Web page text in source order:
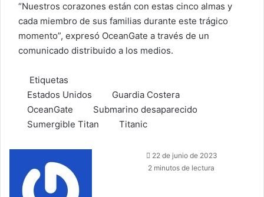
“Nuestros corazones están con estas cinco almas y
cada miembro de sus familias durante este trágico
momento”, expresó OceanGate a través de un
comunicado distribuido a los medios.
Etiquetas
Estados Unidos
Guardia Costera
OceanGate
Submarino desaparecido
Sumergible Titan
Titanic
Send
an
22 de junio de 2023
2 minutos de lectura